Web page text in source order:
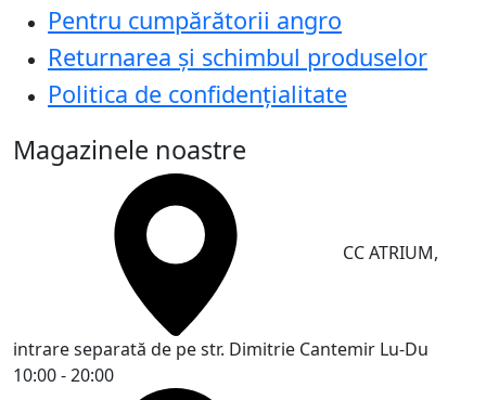
Pentru cumpărătorii angro
Returnarea și schimbul produselor
Politica de confidențialitate
Magazinele noastre
CC ATRIUM,
intrare separată de pe str. Dimitrie Cantemir Lu-Du
10:00 - 20:00